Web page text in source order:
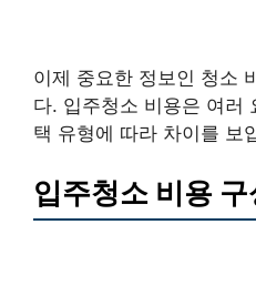
이제 중요한 정보인 청소
다. 입주청소 비용은 여러
택 유형에 따라 차이를 보
입주청소 비용